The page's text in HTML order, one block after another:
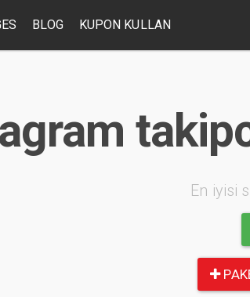
BLOG KUPON KULLAN
En iyisi